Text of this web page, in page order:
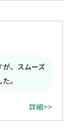
が、スムーズ
。
詳細>>